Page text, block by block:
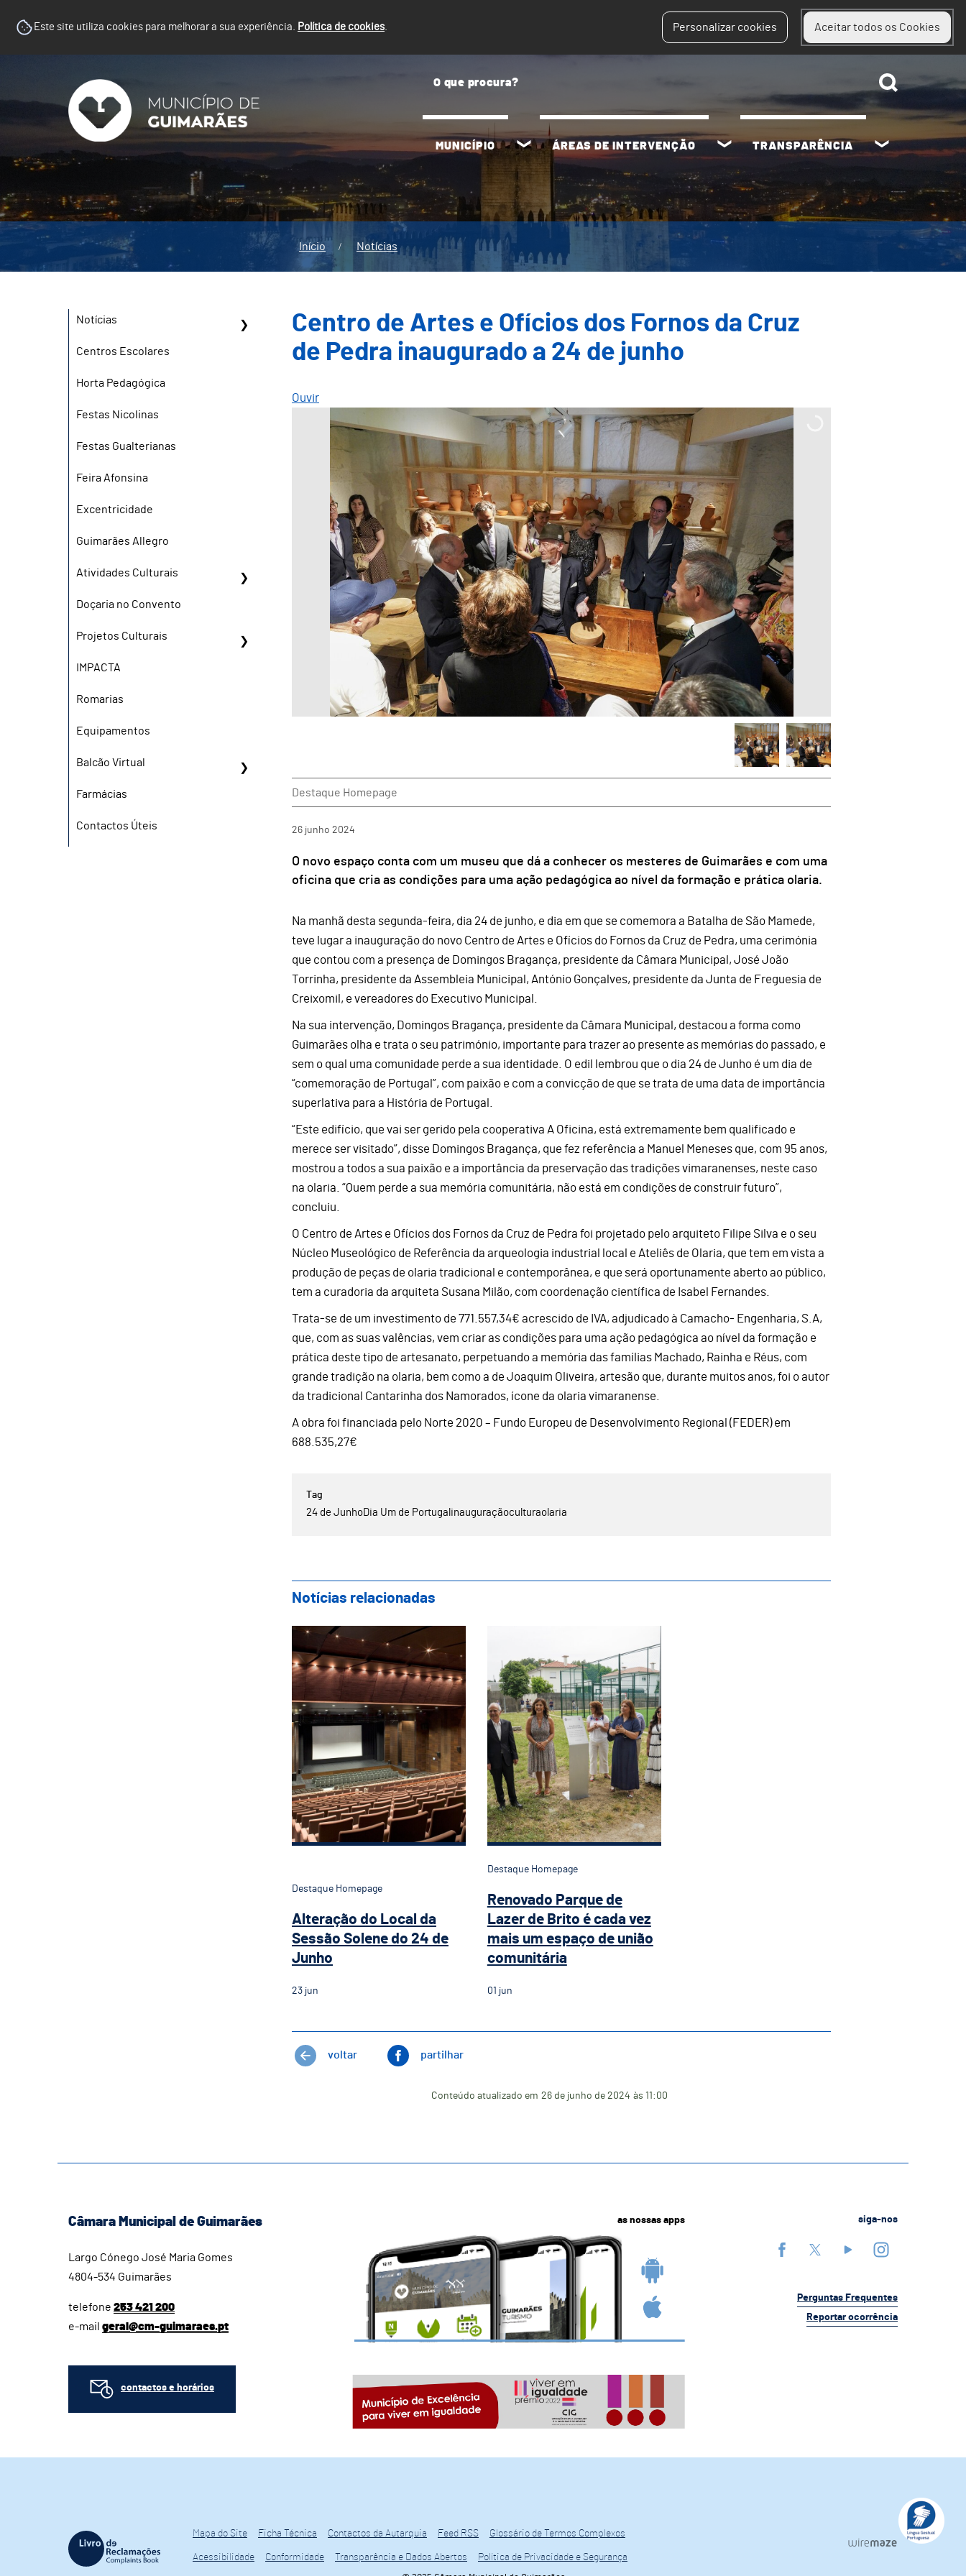
Este site utiliza cookies para melhorar a sua experiência. Política de cookies. Personalizar cookies Aceitar todos os Cookies
MUNICÍPIO ÁREAS DE INTERVENÇÃO TRANSPARÊNCIA
Início Notícias
Notícias
Centros Escolares
Horta Pedagógica
Festas Nicolinas
Festas Gualterianas
Feira Afonsina
Excentricidade
Guimarães Allegro
Atividades Culturais
Doçaria no Convento
Projetos Culturais
IMPACTA
Romarias
Equipamentos
Balcão Virtual
Farmácias
Contactos Úteis
Centro de Artes e Ofícios dos Fornos da Cruz
de Pedra inaugurado a 24 de junho
Ouvir
Destaque Homepage
26 junho 2024
O novo espaço conta com um museu que dá a conhecer os mesteres de Guimarães e com uma
oficina que cria as condições para uma ação pedagógica ao nível da formação e prática olaria.
Na manhã desta segunda-feira, dia 24 de junho, e dia em que se comemora a Batalha de São Mamede,
teve lugar a inauguração do novo Centro de Artes e Ofícios do Fornos da Cruz de Pedra, uma cerimónia
que contou com a presença de Domingos Bragança, presidente da Câmara Municipal, José João
Torrinha, presidente da Assembleia Municipal, António Gonçalves, presidente da Junta de Freguesia de
Creixomil, e vereadores do Executivo Municipal.
Na sua intervenção, Domingos Bragança, presidente da Câmara Municipal, destacou a forma como
Guimarães olha e trata o seu património, importante para trazer ao presente as memórias do passado, e
sem o qual uma comunidade perde a sua identidade. O edil lembrou que o dia 24 de Junho é um dia de
“comemoração de Portugal”, com paixão e com a convicção de que se trata de uma data de importância
superlativa para a História de Portugal.
“Este edifício, que vai ser gerido pela cooperativa A Oficina, está extremamente bem qualificado e
merece ser visitado”, disse Domingos Bragança, que fez referência a Manuel Meneses que, com 95 anos,
mostrou a todos a sua paixão e a importância da preservação das tradições vimaranenses, neste caso
na olaria. “Quem perde a sua memória comunitária, não está em condições de construir futuro”,
concluiu.
O Centro de Artes e Ofícios dos Fornos da Cruz de Pedra foi projetado pelo arquiteto Filipe Silva e o seu
Núcleo Museológico de Referência da arqueologia industrial local e Ateliês de Olaria, que tem em vista a
produção de peças de olaria tradicional e contemporânea, e que será oportunamente aberto ao público,
tem a curadoria da arquiteta Susana Milão, com coordenação científica de Isabel Fernandes.
Trata-se de um investimento de 771.557,34€ acrescido de IVA, adjudicado à Camacho- Engenharia, S.A,
que, com as suas valências, vem criar as condições para uma ação pedagógica ao nível da formação e
prática deste tipo de artesanato, perpetuando a memória das famílias Machado, Rainha e Réus, com
grande tradição na olaria, bem como a de Joaquim Oliveira, artesão que, durante muitos anos, foi o autor
da tradicional Cantarinha dos Namorados, ícone da olaria vimaranense.
A obra foi financiada pelo Norte 2020 – Fundo Europeu de Desenvolvimento Regional (FEDER) em
688.535,27€
24 de JunhoDia Um de Portugal inauguraçãoculturaolaria
Notícias relacionadas
Alteração do Local da Sessão Solene do 24 de Junho
Destaque Homepage
Alteração do Local da
Sessão Solene do 24 de
Junho
23 jun
Renovado Parque de Lazer de Brito é cada vez mais um
Destaque Homepage
Renovado Parque de
Lazer de Brito é cada vez
mais um espaço de união
comunitária
01 jun
voltar partilhar
Conteúdo atualizado em 26 de junho de 2024 às 11:00
Câmara Municipal de Guimarães
Largo Cónego José Maria Gomes
4804-534 Guimarães
telefone 253 421 200
e-mail geral@cm-guimaraes.pt
contactos e horários
as nossas apps siga-nos
Perguntas Frequentes
Reportar ocorrência
Mapa do Site Ficha Técnica Contactos da Autarquia Feed RSS Glossário de Termos Complexos
Acessibilidade Conformidade Transparência e Dados Abertos
Política de Privacidade e Segurança